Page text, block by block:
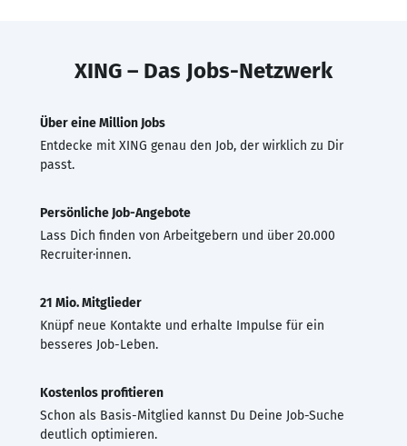
XING – Das Jobs-Netzwerk
Über eine Million Jobs
Entdecke mit XING genau den Job, der wirklich zu Dir
passt.
Persönliche Job-Angebote
Lass Dich finden von Arbeitgebern und über 20.000
Recruiter·innen.
21 Mio. Mitglieder
Knüpf neue Kontakte und erhalte Impulse für ein
besseres Job-Leben.
Kostenlos profitieren
Schon als Basis-Mitglied kannst Du Deine Job-Suche
deutlich optimieren.